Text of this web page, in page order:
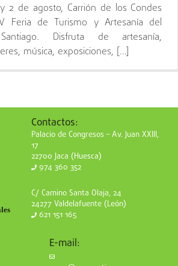
2 de agosto, Carrión de los Condes
Feria de Turismo y Artesanía del
Disfruta de artesanía,
música, exposiciones, […]
Contactos:
Palacio de Congresos – Av. Juan XXIII,
17
22700 Jaca (Huesca)
974 360 352
C/ Camino Santa Olaja, 24
24277 Valdelafuente (León)
621 151 165
E-mail: